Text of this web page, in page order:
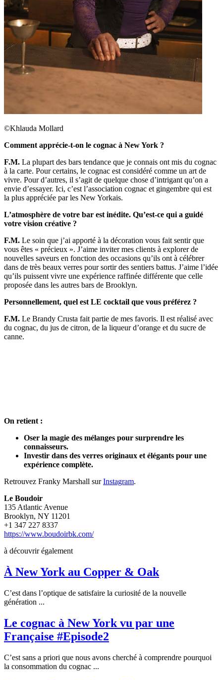
©Khlauda Mollard
Comment apprécie-t-on le cognac à New York ?
F.M. La plupart des bars tendance que je connais ont mis du cognac
à la carte. Pour certains, le cognac est considéré comme un art de
vivre. Pour d’autres, il s’agit de quelque chose d’intrigant qu’on a
envie d’essayer. Ici, c’est l’association cognac et gingembre qui est
la plus appréciée par les New Yorkais.
L’atmosphère de votre bar est inédite. Qu’est-ce qui a guidé
votre vision créative ?
F.M. Le soin que j’ai apporté à la décoration vous fait sentir que
vous êtes « précieux ». J’aime inviter mes clients à explorer de
nouvelles saveurs en fonction des occasions qu’ils ont à célébrer
dans de très beaux verres pour sortir des sentiers battus. J’aime l’idée
qu’ils puissent vivre une expérience raffinée différente que celle
proposée dans les autres bars de Brooklyn.
Personnellement, quel est LE cocktail que vous préférez ?
F.M. Le Brandy Crusta fait partie de mes favoris. Il est réalisé avec
du cognac, du jus de citron, de la liqueur d’orange et du sucre de
canne.
On retient :
Oser la magie des mélanges pour surprendre les
connaisseurs.
Investir dans des verres originaux et élégants pour une
expérience complète.
Retrouvez Franky Marshall surInstagram.
Le Boudoir
135 Atlantic Avenue
Brooklyn, NY 11201
+1 347 227 8337
https://www.boudoirbk.com/
à découvrir également
À New York au Copper & Oak
C’est dans l’optique de satisfaire la curiosité de la nouvelle
génération ...
Le cognac à New York vu par une
Française #Episode2
C’est sans a priori que nous avons cherché à comprendre pourquoi
la consommation du cognac ...